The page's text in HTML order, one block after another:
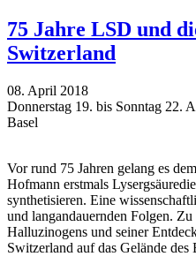
75 Jahre LSD und
Switzerland
08. April 2018
Donnerstag 19. bis Sonntag 22.
Basel
Vor rund 75 Jahren gelang es
Hofmann erstmals
synthetisieren. Eine
und langandauernden Folgen.
Halluzinogens und seiner
Switzerland auf das Gelände des